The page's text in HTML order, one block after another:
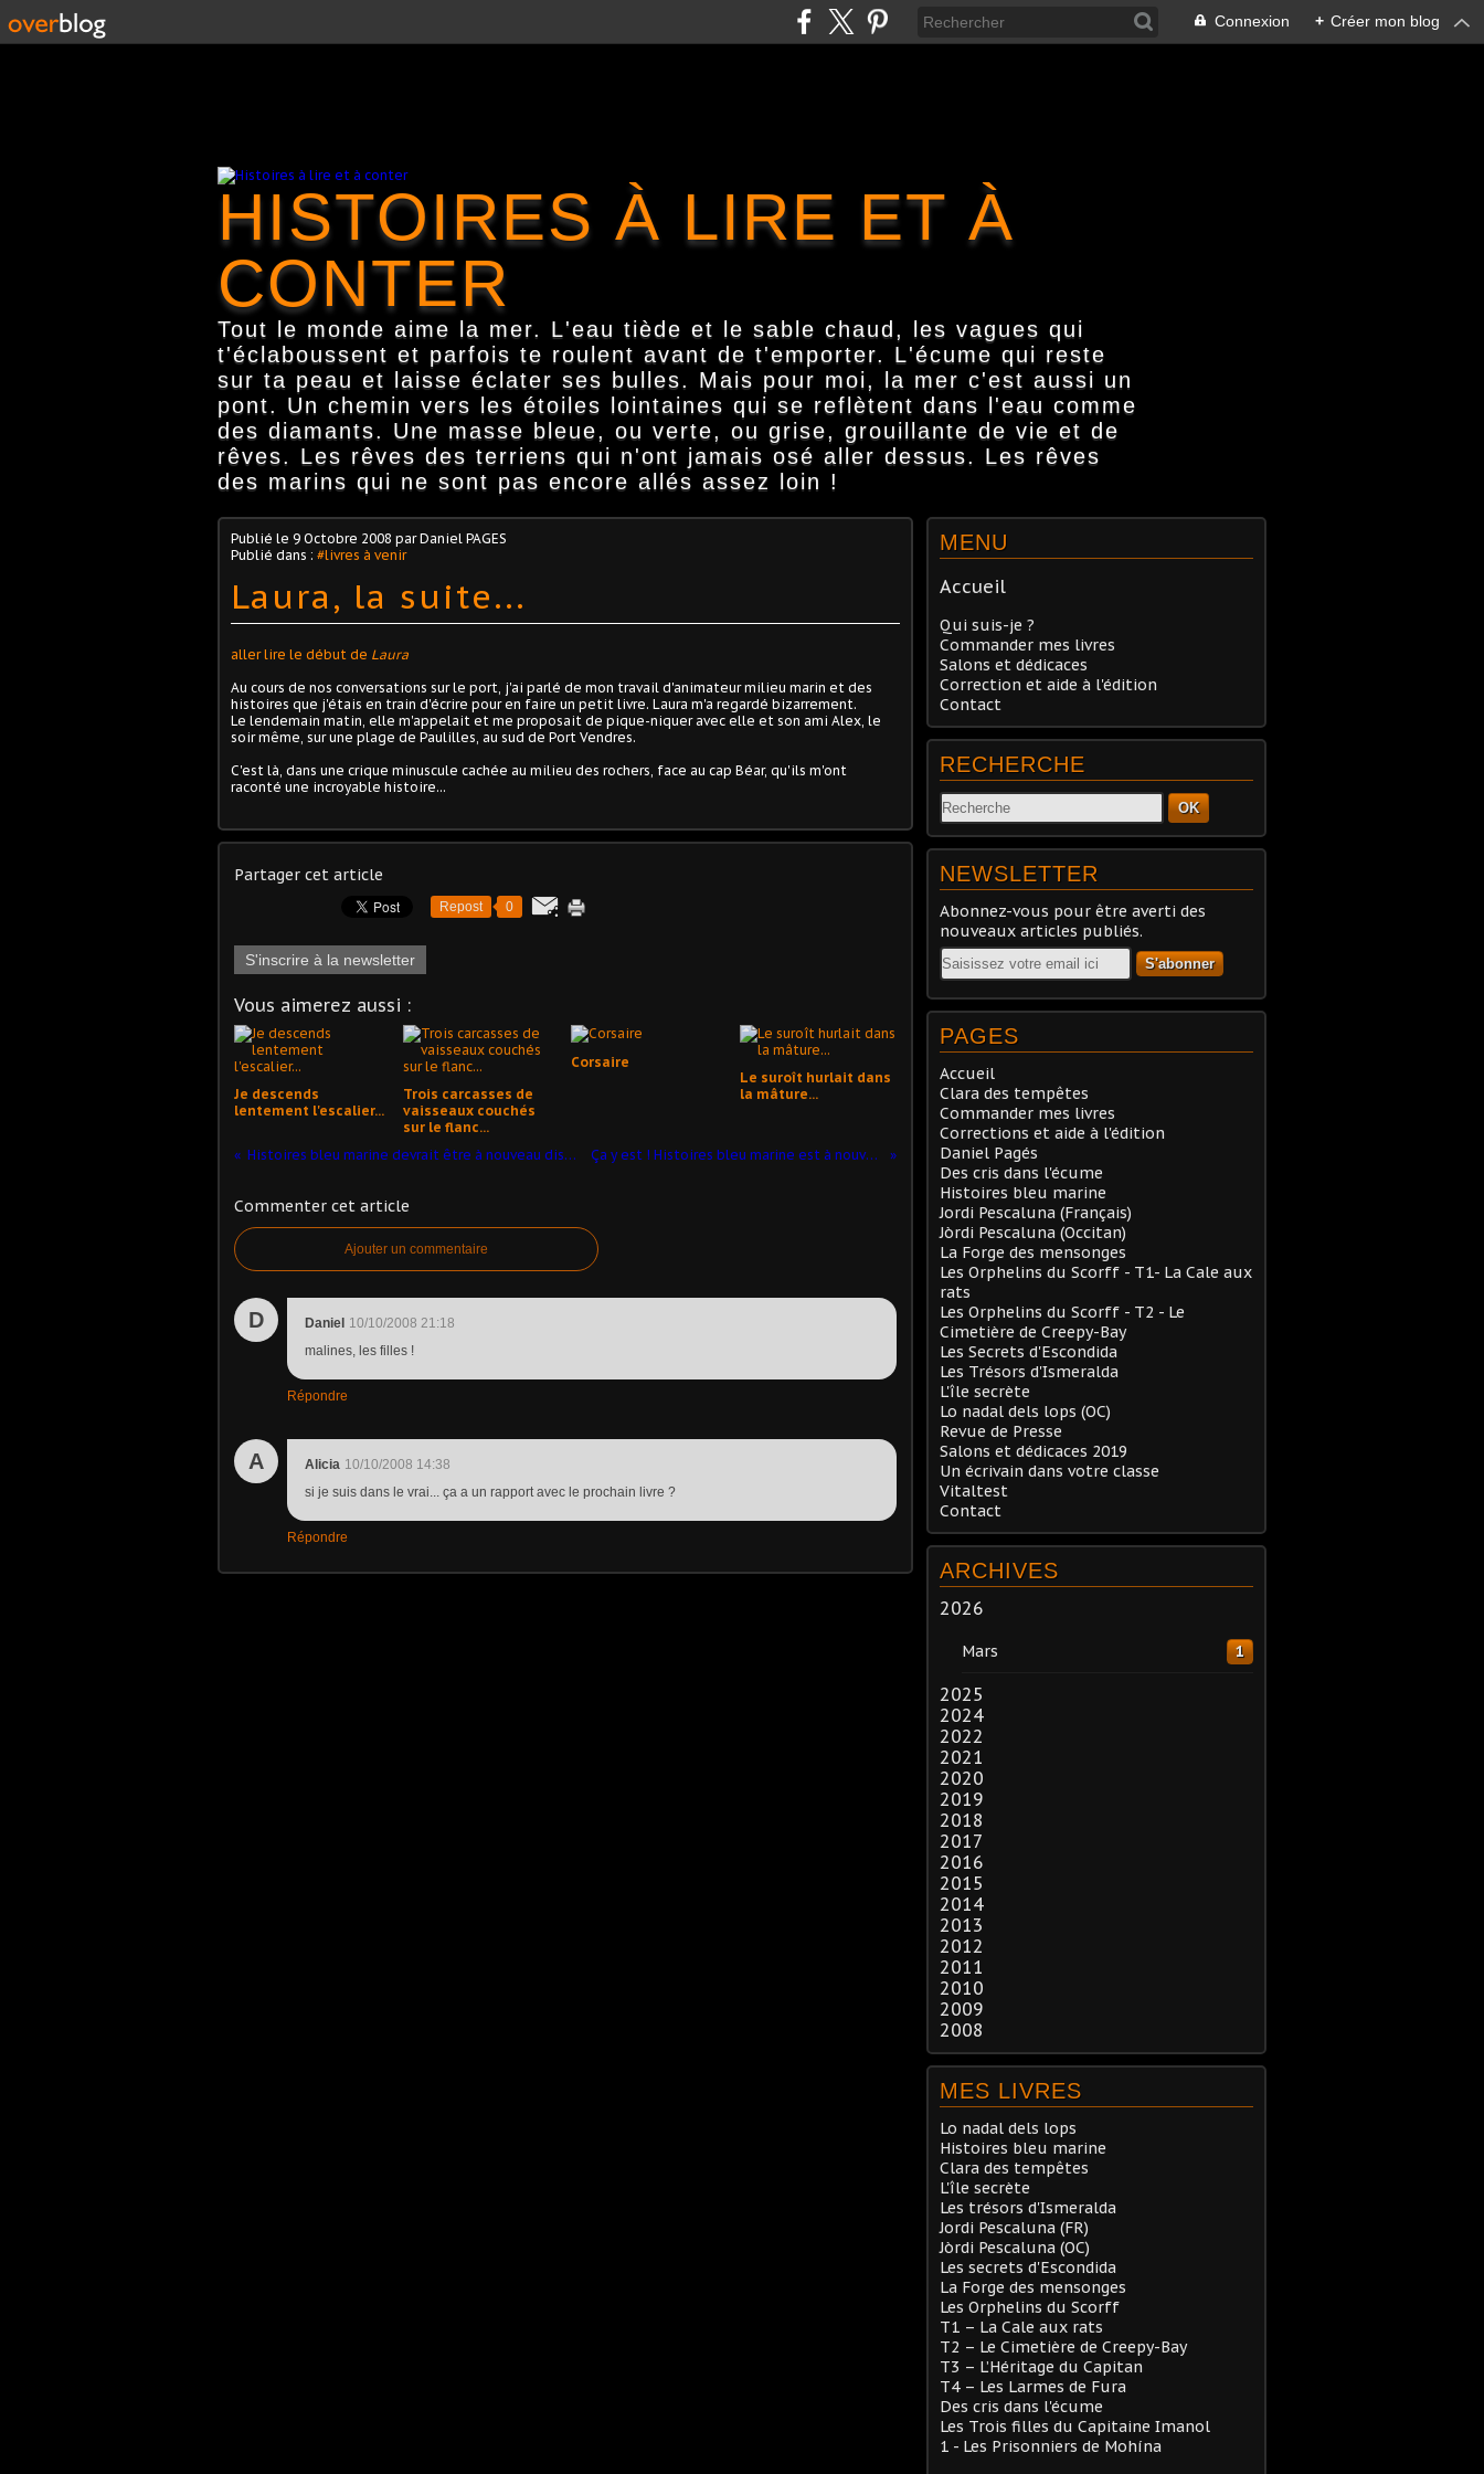
Connexion + Créer mon blog
HISTOIRES À LIRE ET À
CONTER
Tout le monde aime la mer. L'eau tiède et le sable chaud, les vagues qui
t'éclaboussent et parfois te roulent avant de t'emporter. L'écume qui reste
sur ta peau et laisse éclater ses bulles. Mais pour moi, la mer c'est aussi un
pont. Un chemin vers les étoiles lointaines qui se reflètent dans l'eau comme
des diamants. Une masse bleue, ou verte, ou grise, grouillante de vie et de
rêves. Les rêves des terriens qui n'ont jamais osé aller dessus. Les rêves
des marins qui ne sont pas encore allés assez loin !
Publié le 9 Octobre 2008 par Daniel PAGES
Publié dans : #livres à venir
Laura, la suite...
aller lire le début de Laura
Au cours de nos conversations sur le port, j'ai parlé de mon travail d'animateur milieu marin et des
histoires que j'étais en train d'écrire pour en faire un petit livre. Laura m'a regardé bizarrement.
Le lendemain matin, elle m'appelait et me proposait de pique-niquer avec elle et son ami Alex, le
soir même, sur une plage de Paulilles, au sud de Port Vendres.
C'est là, dans une crique minuscule cachée au milieu des rochers, face au cap Béar, qu'ils m'ont
raconté une incroyable histoire...
Partager cet article
Repost 0
S'inscrire à la newsletter
Vous aimerez aussi :
Je descends
lentement l'escalier...
Trois carcasses de
vaisseaux couchés
sur le flanc...
Corsaire
Le suroît hurlait dans
la mâture...
Histoires bleu marine devrait être à nouveau disponible d'ici peu sur alapage Ça y est ! Histoires bleu marine est à nouveau dispo sur alapage.com
Commenter cet article
Ajouter un commentaire
D Daniel 10/10/2008 21:18
malines, les filles !
Répondre
A Alicia 10/10/2008 14:38
si je suis dans le vrai... ça a un rapport avec le prochain livre ?
Répondre
MENU
Accueil
Qui suis-je ?
Commander mes livres
Salons et dédicaces
Correction et aide à l'édition
Contact
RECHERCHE
OK
NEWSLETTER
Abonnez-vous pour être averti des
nouveaux articles publiés.
Email
PAGES
Accueil
Clara des tempêtes
Commander mes livres
Corrections et aide à l'édition
Daniel Pagés
Des cris dans l'écume
Histoires bleu marine
Jordi Pescaluna (Français)
Jòrdi Pescaluna (Occitan)
La Forge des mensonges
Les Orphelins du Scorff - T1- La Cale aux
rats
Les Orphelins du Scorff - T2 - Le
Cimetière de Creepy-Bay
Les Secrets d'Escondida
Les Trésors d'Ismeralda
L'île secrète
Lo nadal dels lops (OC)
Revue de Presse
Salons et dédicaces 2019
Un écrivain dans votre classe
Vitaltest
Contact
ARCHIVES
2026
Mars 1
2025
2024
2022
2021
2020
2019
2018
2017
2016
2015
2014
2013
2012
2011
2010
2009
2008
MES LIVRES
Lo nadal dels lops
Histoires bleu marine
Clara des tempêtes
L'île secrète
Les trésors d'Ismeralda
Jordi Pescaluna (FR)
Jòrdi Pescaluna (OC)
Les secrets d'Escondida
La Forge des mensonges
Les Orphelins du Scorff
T1 – La Cale aux rats
T2 – Le Cimetière de Creepy-Bay
T3 – L’Héritage du Capitan
T4 – Les Larmes de Fura
Des cris dans l'écume
Les Trois filles du Capitaine Imanol
1 - Les Prisonniers de Mohína